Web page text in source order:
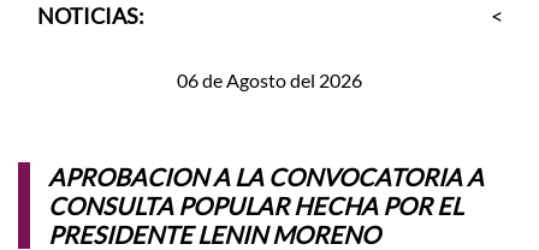
NOTICIAS: <<
06 de Agosto del 2026
APROBACION A LA CONVOCATORIA A
CONSULTA POPULAR HECHA POR EL
PRESIDENTE LENIN MORENO